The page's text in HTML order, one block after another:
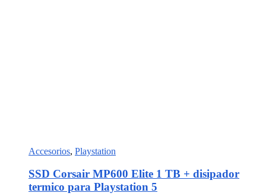
Accesorios, Playstation
SSD Corsair MP600 Elite 1 TB + disipador
termico para Playstation 5